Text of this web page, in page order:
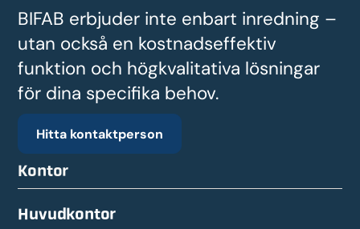
BIFAB erbjuder inte enbart inredning –
utan också en kostnadseffektiv
funktion och högkvalitativa lösningar
för dina specifika behov.
Hitta kontaktperson
Kontor
Huvudkontor